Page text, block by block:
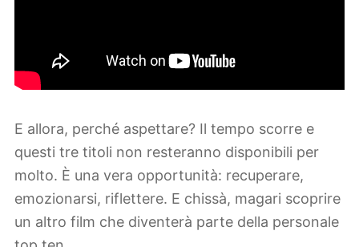
E allora, perché aspettare? Il tempo scorre e
questi tre titoli non resteranno disponibili per
molto. È una vera opportunità: recuperare,
emozionarsi, riflettere. E chissà, magari scoprire
un altro film che diventerà parte della personale